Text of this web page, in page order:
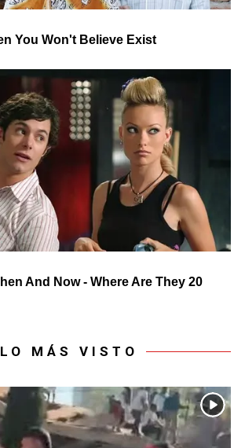
LO MÁS VISTO